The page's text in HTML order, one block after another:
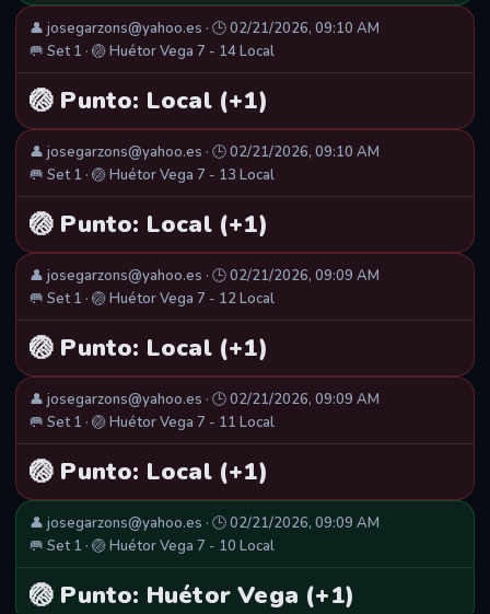
👤 josegarzons@yahoo.es · 🕒 02/21/2026, 09:10 AM
🥅 Set 1 · 🏐 Huétor Vega 7 - 14 Local
🏐 Punto: Local (+1)
👤 josegarzons@yahoo.es · 🕒 02/21/2026, 09:10 AM
🥅 Set 1 · 🏐 Huétor Vega 7 - 13 Local
🏐 Punto: Local (+1)
👤 josegarzons@yahoo.es · 🕒 02/21/2026, 09:09 AM
🥅 Set 1 · 🏐 Huétor Vega 7 - 12 Local
🏐 Punto: Local (+1)
👤 josegarzons@yahoo.es · 🕒 02/21/2026, 09:09 AM
🥅 Set 1 · 🏐 Huétor Vega 7 - 11 Local
🏐 Punto: Local (+1)
👤 josegarzons@yahoo.es · 🕒 02/21/2026, 09:09 AM
🥅 Set 1 · 🏐 Huétor Vega 7 - 10 Local
🏐 Punto: Huétor Vega (+1)